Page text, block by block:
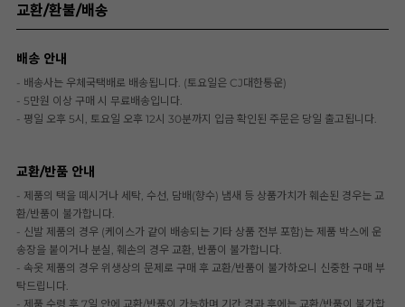
교환/환불/배송
배송 안내
- 배송사는 우체국택배로 배송됩니다. (토요일은 CJ대한통운)
- 5만원 이상 구매 시 무료배송입니다.
- 평일 오후 5시, 토요일 오후 12시 30분까지 입금 확인된 주문은 당일 출고됩니다.
교환/반품 안내
- 제품의 택을 떼시거나 세탁, 수선, 담배(향수) 냄새 등 상품가치가 훼손된 경우는 교
환/반품이 불가합니다.
- 신발 제품의 경우 (케이스가 같이 배송되는 기타 상품 전부 포함)는 제품 박스에 운
송장을 붙이거나 분실, 훼손의 경우 교환, 반품이 불가합니다.
- 속옷 제품의 경우 위생상의 문제로 구매 후 교환/반품이 불가하오니 신중한 구매 부
탁드립니다.
- 제품 수령 후 7일 안에 교환/반품이 가능하며 기간 경과 후에는 교환/반품이 불가합